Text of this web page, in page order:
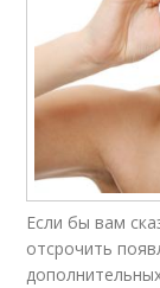
Если бы вам
отсрочить